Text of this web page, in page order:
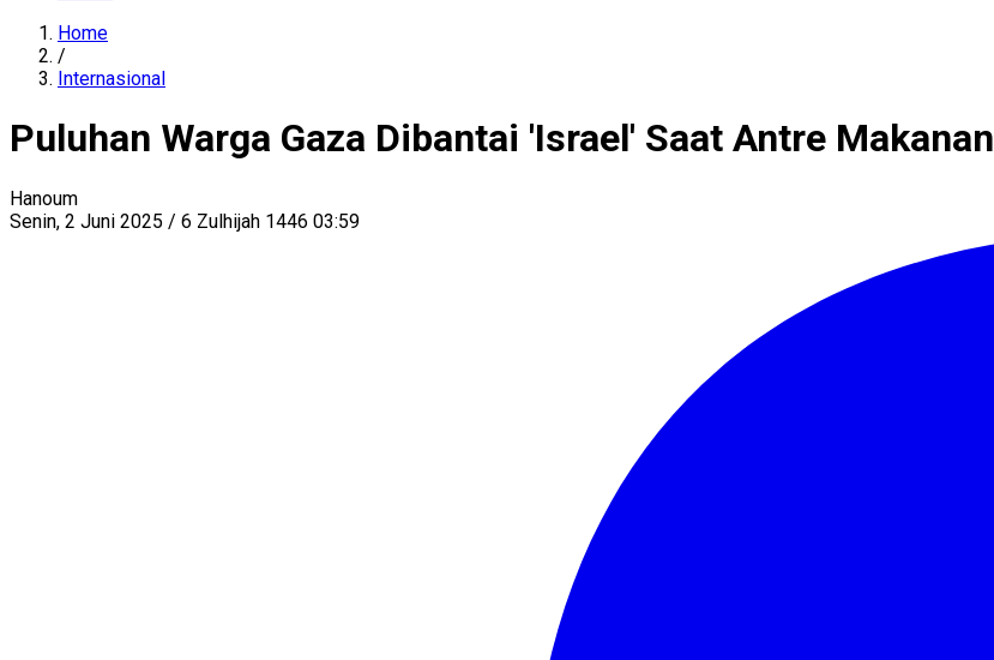
Home
/
Internasional
Puluhan Warga Gaza Dibantai 'Israel' Saat Antre Makanan
Hanoum
Senin, 2 Juni 2025 / 6 Zulhijah 1446 03:59